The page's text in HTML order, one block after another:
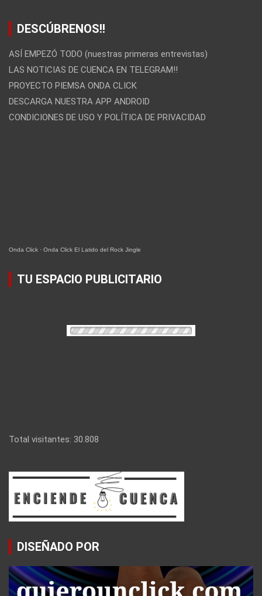
DESCÚBRENOS!!
ASÍ EMPEZÓ TODO (nuestras primeras entrevistas)
LAS NOTICIAS DE CUENCA EN TELEGRAM!!
PROYECTO PIEMSA ONDA CLICK
DESCARGA NUESTRA APP ANDROID
CONDICIONES DE USO Y POLÍTICA DE PRIVACIDAD
Onda Click · Onda Click El Latido del Rock Jingle
TU ESPACIO PUBLICITARIO
Total visitantes: 30.808
DISEÑADO POR